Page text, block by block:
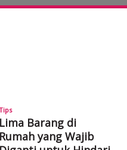
Lima Barang di
Rumah yang Wajib